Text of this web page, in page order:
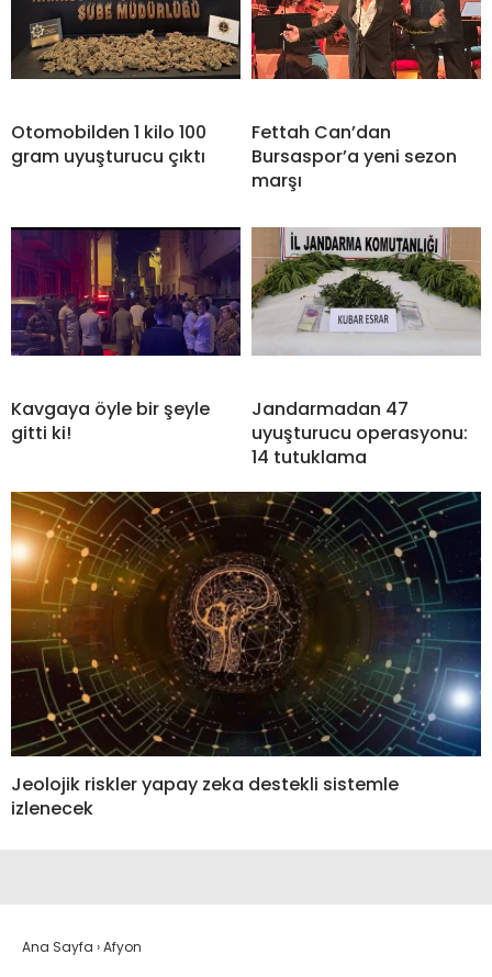
Otomobilden 1 kilo 100
gram uyuşturucu çıktı
Fettah Can’dan
Bursaspor’a yeni sezon
marşı
Kavgaya öyle bir şeyle
gitti ki!
Jandarmadan 47
uyuşturucu operasyonu:
14 tutuklama
Jeolojik riskler yapay zeka destekli sistemle
izlenecek
Ana Sayfa ›Afyon